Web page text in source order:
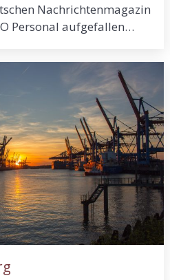
Nachrichtenmagazin
Personal aufgefallen…